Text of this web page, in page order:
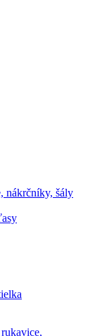
nákrčníky, šály